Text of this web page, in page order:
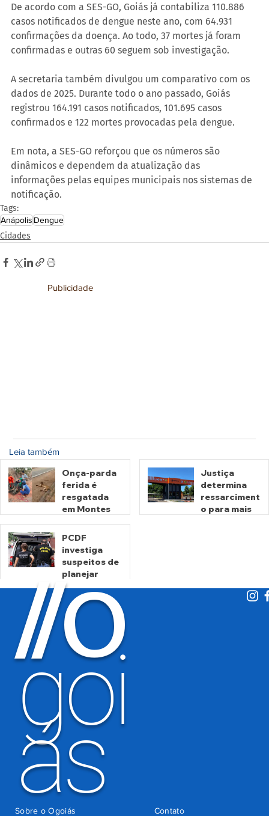
De acordo com a SES-GO, Goiás já contabiliza 110.886
casos notificados de dengue neste ano, com 64.931
confirmações da doença. Ao todo, 37 mortes já foram
confirmadas e outras 60 seguem sob investigação.
A secretaria também divulgou um comparativo com os
dados de 2025. Durante todo o ano passado, Goiás
registrou 164.191 casos notificados, 101.695 casos
confirmados e 122 mortes provocadas pela dengue.
Em nota, a SES-GO reforçou que os números são
dinâmicos e dependem da atualização das
informações pelas equipes municipais nos sistemas de
notificação.
Tags:
Anápolis Dengue
Cidades
Publicidade
Leia também
Onça-parda
ferida é
resgatada
em Montes
Goiás
há 9 horas
Justiça
determina
ressarciment
o para mais
PCDF
investiga
suspeitos de
planejar
atentados no
período
eleitoral
há 3 dias
//O
goi
ás Contato
Sobre o Ogoiás